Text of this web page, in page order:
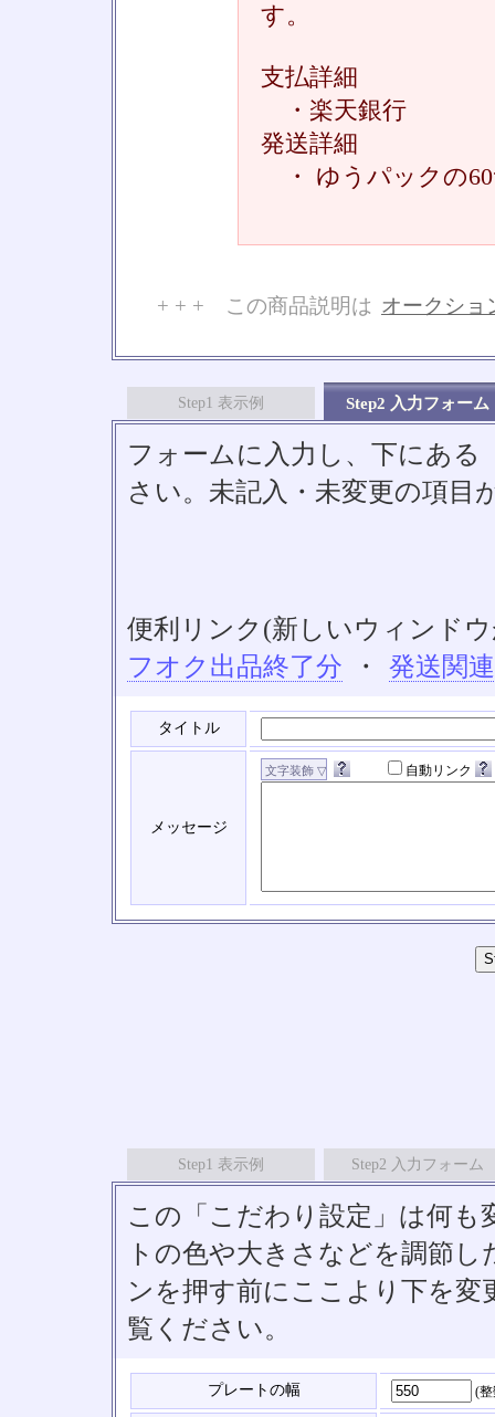
す。
支払詳細
・楽天銀行
発送詳細
・ ゆうパックの
+ + + この商品説明は オークショ
Step1 表示例 Step2 入力フォーム
フォームに入力し、下にあ
さい。未記入・未変更の項目
便利リンク(新しいウィンド
フオク出品終了分
・ 発送関
タイトル
メッセージ
自動リンク
Step1 表示例 Step2 入力フォーム
この「こだわり設定」は何
トの色や大きさなどを調節
ンを押す前にここより下を
覧ください。
プレートの幅 (